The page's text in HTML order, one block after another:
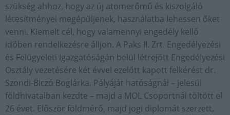
szükség ahhoz, hogy az új atomerőmű és kiszolgáló
létesítményei megépüljenek, használatba lehessen őket
venni. Kiemelt cél, hogy valamennyi engedély kellő
időben rendelkezésre álljon. A Paks II. Zrt. Engedélyezési
és Felügyeleti Igazgatóságán belül létrejött Engedélyezési
Osztály vezetésére két évvel ezelőtt kapott felkérést dr.
Szondi-Biczó Boglárka. Pályáját hatóságnál – jelesül
földhivatalban kezdte – majd a MOL Csoportnál töltött el
26 évet. Először földmérő, majd jogi diplomát szerzett,